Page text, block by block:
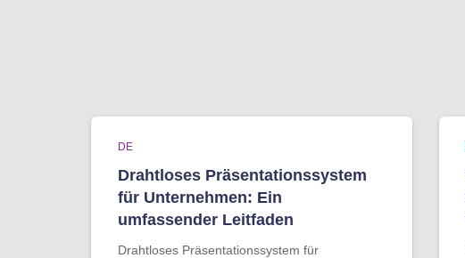
DE
Drahtloses Präsentationssystem
für Unternehmen: Ein
umfassender Leitfaden
Drahtloses Präsentationssystem für